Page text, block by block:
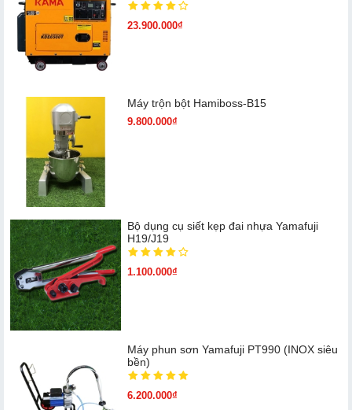
23.900.000₫
Máy trộn bột Hamiboss-B15
9.800.000₫
Bộ dụng cụ siết kẹp đai nhựa Yamafuji
H19/J19
1.100.000₫
Máy phun sơn Yamafuji PT990 (INOX siêu
bền)
6.200.000₫